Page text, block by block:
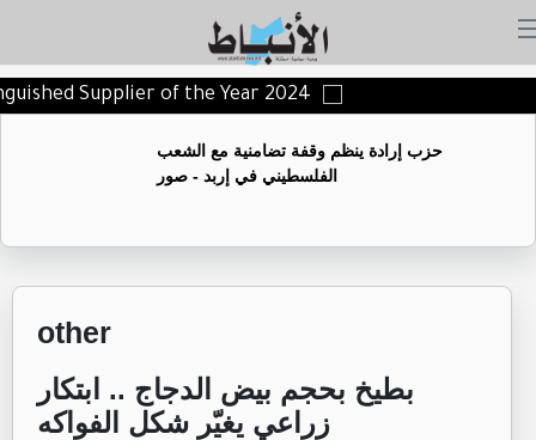
Supplier of the Year 2024
حزب إرادة ينظم وقفة تضامنية مع الشعب
الفلسطيني في إربد - صور
other
بطيخ بحجم بيض الدجاج .. ابتكار
زراعي يغيّر شكل الفواكه